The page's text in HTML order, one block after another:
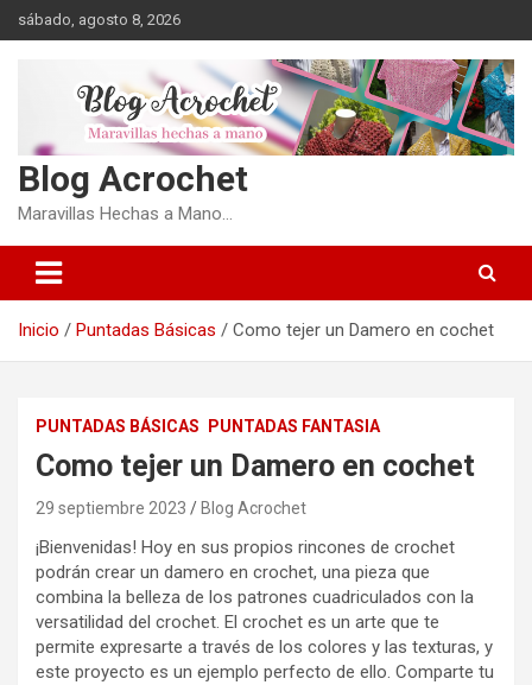
Saltar
al
sábado, agosto 8, 2026
Blog Acrochet
Maravillas Hechas a Mano…
Inicio Puntadas Básicas Como tejer un Damero en cochet
PUNTADAS BÁSICAS PUNTADAS FANTASIA
Como tejer un Damero en cochet
29 septiembre 2023 Blog Acrochet
¡Bienvenidas! Hoy en sus propios rincones de crochet
podrán crear un damero en crochet, una pieza que
combina la belleza de los patrones cuadriculados con la
versatilidad del crochet. El crochet es un arte que te
permite expresarte a través de los colores y las texturas, y
este proyecto es un ejemplo perfecto de ello. Comparte tu